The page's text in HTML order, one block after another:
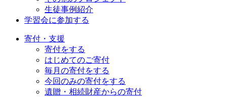
生徒事例紹介
学習会に参加する
寄付・支援
寄付をする
はじめてのご寄付
毎月の寄付をする
今回のみの寄付をする
遺贈・相続財産からの寄付